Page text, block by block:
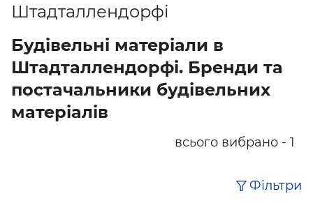
Штадталлендорфі
Будівельні матеріали в
Штадталлендорфі. Бренди та
постачальники будівельних
матеріалів
всього вибрано - 1
Фільтри